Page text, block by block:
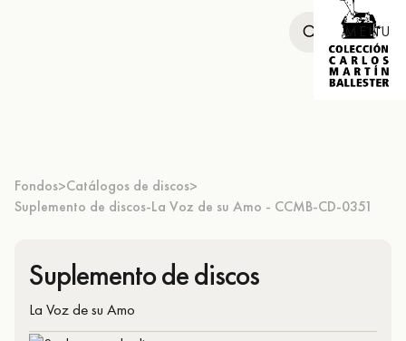
MENU
Fondos>Catálogos de discos>
Suplemento de discos-La Voz de su Amo - CCMB-CD-0351
Suplemento de discos
La Voz de su Amo